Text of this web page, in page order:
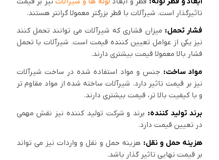
تاثیرگذار است. شیرآلات با قطر بزرگتر معمولا گرانتر هستند.
فشار تحمل: میزان فشاری که شیرآلات می توانند تحمل کنند
نیز یکی از عوامل تعیین کننده قیمت است. شیرآلات با تحمل
فشار بالا معمولا قیمت بیشتری دارند.
مواد ساخت: جنس و مواد استفاده شده در ساخت شیرآلات
نیز بر قیمت تاثیر دارد. شیرآلات ساخته شده از مواد مقاوم تر
و با کیفیت بالا تر، قیمت بیشتری دارند.
برند تولید کننده: برند و شرکت تولید کننده نیز نقش مهمی
در تعیین قیمت دارد.
هزینه حمل و نقل: هزینه حمل و نقل و واردات نیز می تواند
بر قیمت نهایی تاثیر گذار باشد.